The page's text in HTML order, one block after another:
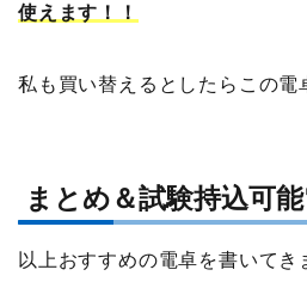
使えます！！
私も買い替えるとしたらこの電
まとめ＆試験持込可
以上おすすめの電卓を書いてき